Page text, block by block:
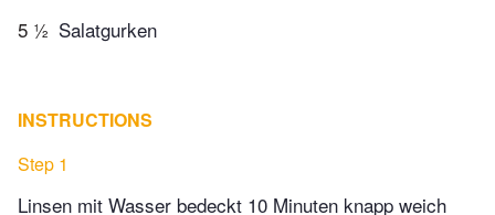
5 ½ Salatgurken
INSTRUCTIONS
Step 1
Linsen mit Wasser bedeckt 10 Minuten knapp weich